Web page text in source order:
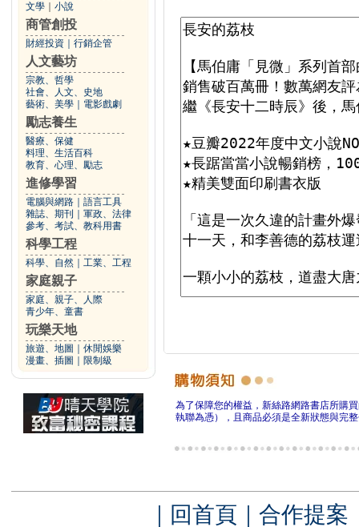
文學 小說
商管創投
財經投資 行銷企管
人文藝坊
宗教、哲學
社會、人文、史地
藝術、美學
電影戲劇
勵志養生
醫療、保健
料理、生活百科
教育、心理、勵志
進修學習
電腦與網路
語言工具
雜誌、期刊
軍政、法律
參考、考試、教科用書
科學工程
科學、自然 工業、工程
家庭親子
家庭、親子、人際
青少年、童書
玩樂天地
旅遊、地圖
休閒娛樂
漫畫、插圖
限制級
為了保障您的權益，新絲路網路書店所購
執聯為憑），且商品必須是全新狀態與完
｜ 回首頁 ｜ 合作提案